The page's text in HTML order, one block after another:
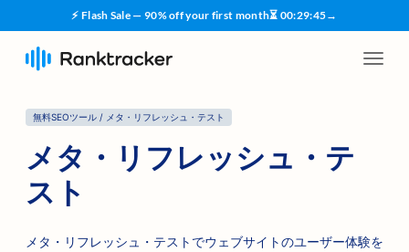
⚡ Flash Sale — 90% off your first month⏳ 00:29:45→
無料SEOツール / メタ・リフレッシュ・テスト
メタ・リフレッシュ・テ
スト
メタ・リフレッシュ・テストでウェブサイトのユーザー体験を